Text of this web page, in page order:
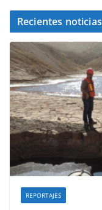
Recientes noticias
REPORTAJES